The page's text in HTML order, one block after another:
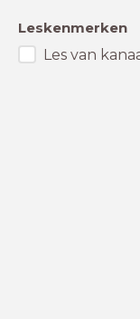
Leskenmerken
Les van